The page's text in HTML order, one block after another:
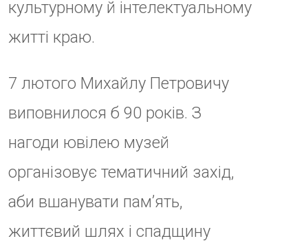
книг, наукових та науково-
12 березня, четвер, 16:00, Мала
виставкова зала Закарпатського
побуту (м. Ужгород, вул.
Капітульна, 33а)